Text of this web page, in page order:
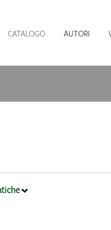
CATALOGO AUTORI